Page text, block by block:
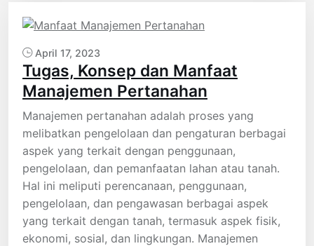
April 17, 2023
Tugas, Konsep dan Manfaat
Manajemen Pertanahan
Manajemen pertanahan adalah proses yang
melibatkan pengelolaan dan pengaturan berbagai
aspek yang terkait dengan penggunaan,
pengelolaan, dan pemanfaatan lahan atau tanah.
Hal ini meliputi perencanaan, penggunaan,
pengelolaan, dan pengawasan berbagai aspek
yang terkait dengan tanah, termasuk aspek fisik,
ekonomi, sosial, dan lingkungan. Manajemen